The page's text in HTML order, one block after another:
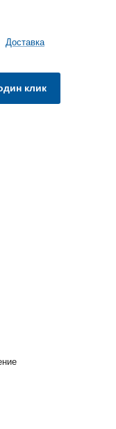
Доставка
клик